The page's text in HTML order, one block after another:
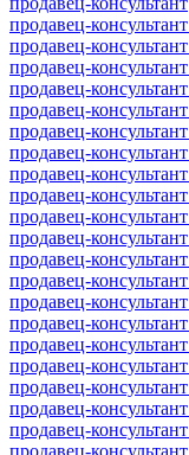
продавец-
продавец-
продавец-
продавец-
продавец-
продавец-
продавец-
продавец-
продавец-
продавец-
продавец-
продавец-
продавец-
продавец-
продавец-
продавец-
продавец-
продавец-
продавец-
продавец-
продавец-